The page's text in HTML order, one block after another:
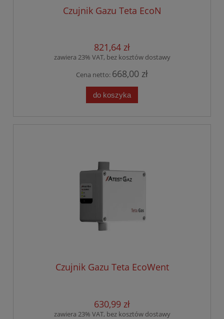
Czujnik Gazu Teta EcoN
821,64 zł
zawiera 23% VAT, bez kosztów dostawy
Cena netto: 668,00 zł
do koszyka
Czujnik Gazu Teta EcoWent
630,99 zł
zawiera 23% VAT, bez kosztów dostawy